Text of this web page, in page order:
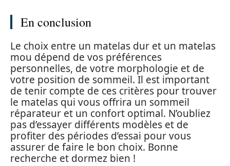
En conclusion
Le choix entre un matelas dur et un matelas
mou dépend de vos préférences
personnelles, de votre morphologie et de
votre position de sommeil. Il est important
de tenir compte de ces critères pour trouver
le matelas qui vous offrira un sommeil
réparateur et un confort optimal. N’oubliez
pas d’essayer différents modèles et de
profiter des périodes d’essai pour vous
assurer de faire le bon choix. Bonne
recherche et dormez bien !